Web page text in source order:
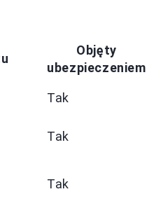
Objęty
ubezpieczeniem
Tak
Tak
Tak